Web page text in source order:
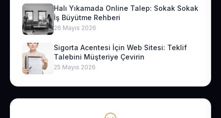
Halı Yıkamada Online Talep: Sokak Sokak
İş Büyütme Rehberi
26 Mayıs 2026
Sigorta Acentesi İçin Web Sitesi: Teklif
Talebini Müşteriye Çevirin
25 Mayıs 2026